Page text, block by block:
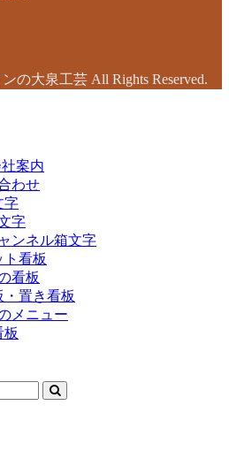
の大泉工芸 All Rights Reserved.
案内
わせ
字
字
ンネル箱文字
ト看板
看板
置き看板
メニュー
板